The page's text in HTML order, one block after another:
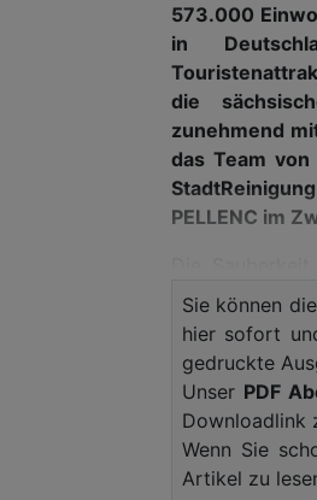
573.000
in
die
zunehmend
das Team
PELLENC im
Dresden und
Schulen und
bleiben.
Flächen,
Sven
hierfür nicht
Sie können
hier sofort
gedruckte
Unser PDF
Downloadlink
Wenn Sie
Artikel zu